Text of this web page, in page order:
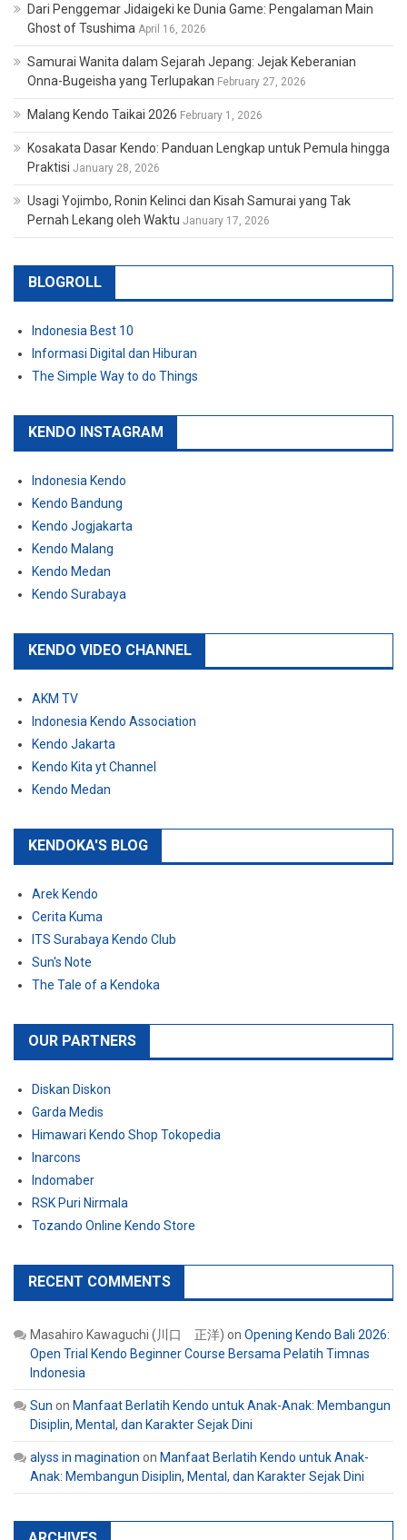
Dari Penggemar Jidaigeki ke Dunia Game: Pengalaman Main
Ghost of Tsushima April 16, 2026
Samurai Wanita dalam Sejarah Jepang: Jejak Keberanian
Onna-Bugeisha yang Terlupakan February 27, 2026
Malang Kendo Taikai 2026 February 1, 2026
Kosakata Dasar Kendo: Panduan Lengkap untuk Pemula hingga
Praktisi January 28, 2026
Usagi Yojimbo, Ronin Kelinci dan Kisah Samurai yang Tak
Pernah Lekang oleh Waktu January 17, 2026
BLOGROLL
Indonesia Best 10
Informasi Digital dan Hiburan
The Simple Way to do Things
KENDO INSTAGRAM
Indonesia Kendo
Kendo Bandung
Kendo Jogjakarta
Kendo Malang
Kendo Medan
Kendo Surabaya
KENDO VIDEO CHANNEL
AKM TV
Indonesia Kendo Association
Kendo Jakarta
Kendo Kita yt Channel
Kendo Medan
KENDOKA'S BLOG
Arek Kendo
Cerita Kuma
ITS Surabaya Kendo Club
Sun's Note
The Tale of a Kendoka
OUR PARTNERS
Diskan Diskon
Garda Medis
Himawari Kendo Shop Tokopedia
Inarcons
Indomaber
RSK Puri Nirmala
Tozando Online Kendo Store
RECENT COMMENTS
Masahiro Kawaguchi (川口 正洋) on Opening Kendo Bali 2026:
Open Trial Kendo Beginner Course Bersama Pelatih Timnas
Indonesia
Sun on Manfaat Berlatih Kendo untuk Anak-Anak: Membangun
Disiplin, Mental, dan Karakter Sejak Dini
alyss in magination on Manfaat Berlatih Kendo untuk Anak-
Anak: Membangun Disiplin, Mental, dan Karakter Sejak Dini